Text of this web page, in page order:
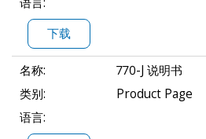
下载
名称:
770-J 说明书
类别:
Product Page
语言: